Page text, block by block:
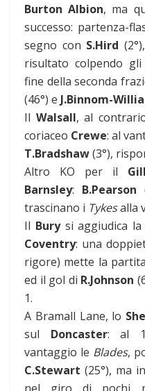
Burton Albion, ma
successo: partenza-
segno con S.Hird
risultato colpendo gli
fine della seconda
(46°) e J.Binnom-
Il Walsall, al
coriaceo Crewe: al
T.Bradshaw(3°),
Altro KO per il
Barnsley: B.Pearson
trascinano i Tykesalla
Il Burysi aggiudica la
Coventry: una
rigore) mette la
ed il gol di R.Johnson
1.
A Bramall Lane, lo
sul Doncaster: al
vantaggio le Blades,
C.Stewart (25°), ma